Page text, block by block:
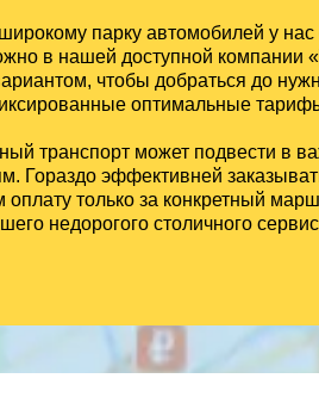
парку автомобилей у
в нашей доступной компании
чтобы добраться до
оптимальные
транспорт может подвести в
Гораздо эффективней
только за конкретный
недорогого столичного